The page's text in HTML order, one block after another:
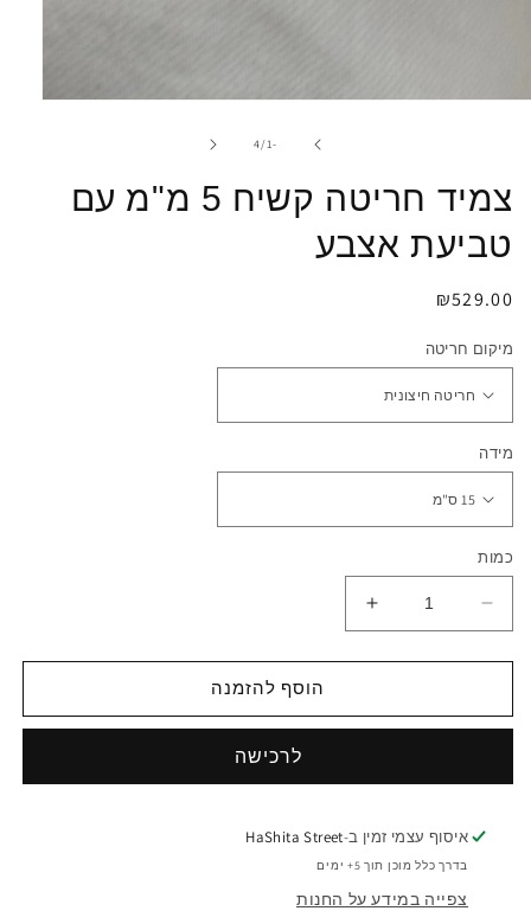
-1
/מתוך
4
צמיד חריטה קשיח 5 מ"מ עם
טביעת אצבע
מחיר
₪529.00
מיקום חריטה
מידה
כמות
הפחתת
כמות
לצמיד
קשיח
עם
אצבע
הגדלת
כמות
לצמיד
חריטה
קשיח
מ&quot;מ
עם
אצבע
הוסף להזמנה
איסוף עצמי זמין ב-HaShita Street
בדרך כלל מוכן תוך 5+ ימים
צפייה במידע על החנות